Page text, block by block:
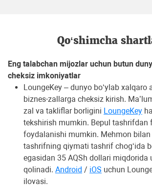
Qo‘shimcha
Eng talabchan mijozlar uchun butun
cheksiz imkoniyatlar
LoungeKey – dunyo bo‘ylab xalqaro
biznes-zallarga cheksiz kirish.
zal va takliflar borligini LoungeKey
tekshirish mumkin. Bepul tashrifdan
foydalanishi mumkin. Mehmon bilan
tashrifning qiymati tashrif chog‘ida
egasidan 35 AQSh dollari miqdorida
qolinadi. Android / iOS uchun
ilovasi.